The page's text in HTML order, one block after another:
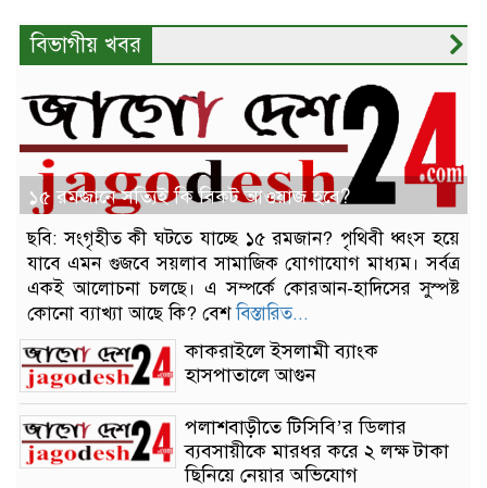
বিভাগীয় খবর
১৫ রমজানে সত্যিই কি বিকট আওয়াজ হবে?
ছবি: সংগৃহীত কী ঘটতে যাচ্ছে ১৫ রমজান? পৃথিবী ধ্বংস হয়ে
যাবে এমন গুজবে সয়লাব সামাজিক যোগাযোগ মাধ্যম। সর্বত্র
একই আলোচনা চলছে। এ সম্পর্কে কোরআন-হাদিসের সুস্পষ্ট
কোনো ব্যাখ্যা আছে কি? বেশবিস্তারিত...
কাকরাইলে ইসলামী ব্যাংক
হাসপাতালে আগুন
পলাশবাড়ীতে টিসিবি’র ডিলার
ব্যবসায়ীকে মারধর করে ২ লক্ষ টাকা
ছিনিয়ে নেয়ার অভিযোগ